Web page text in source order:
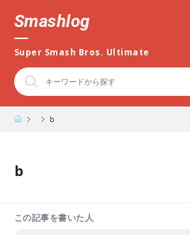
Smashlog
Super Smash Bros. Ultimate
b
b
この記事を書いた人